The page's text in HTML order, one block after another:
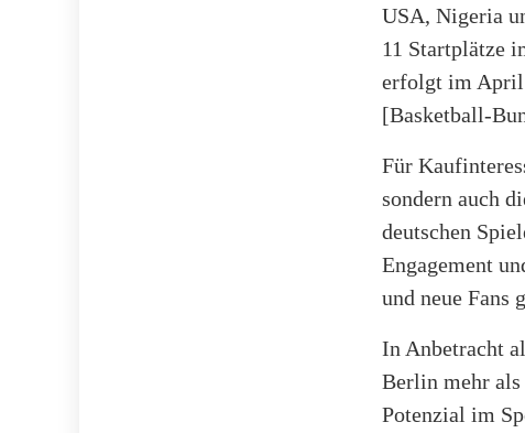
USA, Nigeria
11 Startplätze
erfolgt im April
[Basketball-
Für
sondern auch
deutschen
Engagement
und neue Fans
In Anbetracht
Berlin mehr als
Potenzial im